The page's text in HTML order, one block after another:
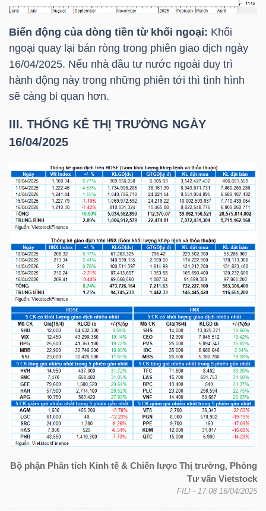
Biến động của dòng tiền từ khối ngoại: Khối
ngoại quay lại bán ròng trong phiên giao dịch ngày
16/04/2025. Nếu nhà đầu tư nước ngoài duy trì
hành động này trong những phiên tới thì tình hình
sẽ càng bi quan hơn.
III. THỐNG KÊ THỊ TRƯỜNG NGÀY
16/04/2025
Bộ phận Phân tích Kinh tế & Chiến lược Thị trường, Phòng
Tư vấn Vietstock
FILI - 17:08 16/04/2025
(-)
Thuật
ngữ
(-)
Dịch
vụ
Đào
tạo
Sách
tài
chính
Công
cụ
đầu